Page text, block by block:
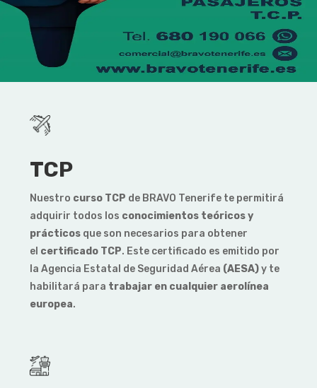
TCP
Nuestro curso TCP de BRAVO Tenerife te permitirá
adquirir todos los conocimientos teóricos y
prácticos que son necesarios para obtener
el certificado TCP. Este certificado es emitido por
la Agencia Estatal de Seguridad Aérea (AESA)y te
habilitará para trabajar en cualquier aerolínea
europea.